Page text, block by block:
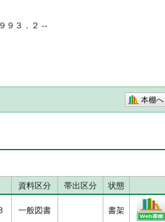
９３．２ --
本棚へ
資料区分 帯出区分 状態
一般図書 書架